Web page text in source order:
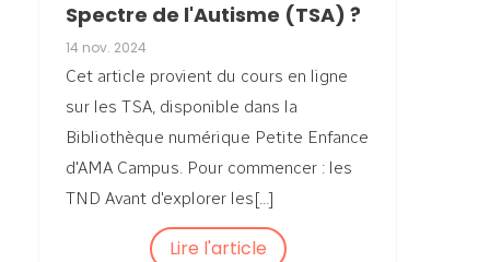
Spectre de l'Autisme (TSA) ?
14 nov. 2024
Cet article provient du cours en ligne
sur les TSA, disponible dans la
Bibliothèque numérique Petite Enfance
d'AMA Campus. Pour commencer : les
TND Avant d'explorer les[...]
Lire l'article